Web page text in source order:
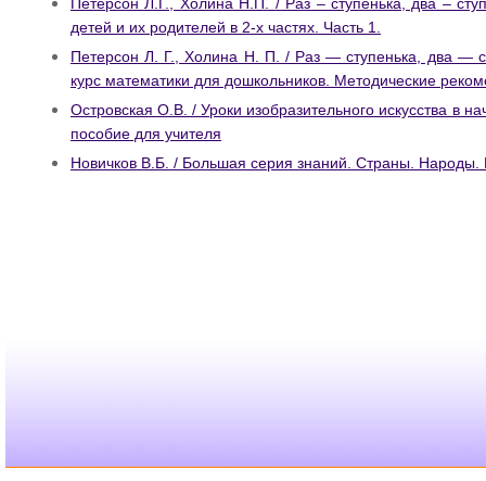
детей и их родителей в 2-х частях. Часть 1.
Петерсон Л. Г., Холина Н. П. / Раз — ступенька, два —
курс математики для дошкольников. Методические
Островская О.В. / Уроки изобразительного искусства в
пособие для учителя
Новичков В.Б. / Большая серия знаний. Страны.